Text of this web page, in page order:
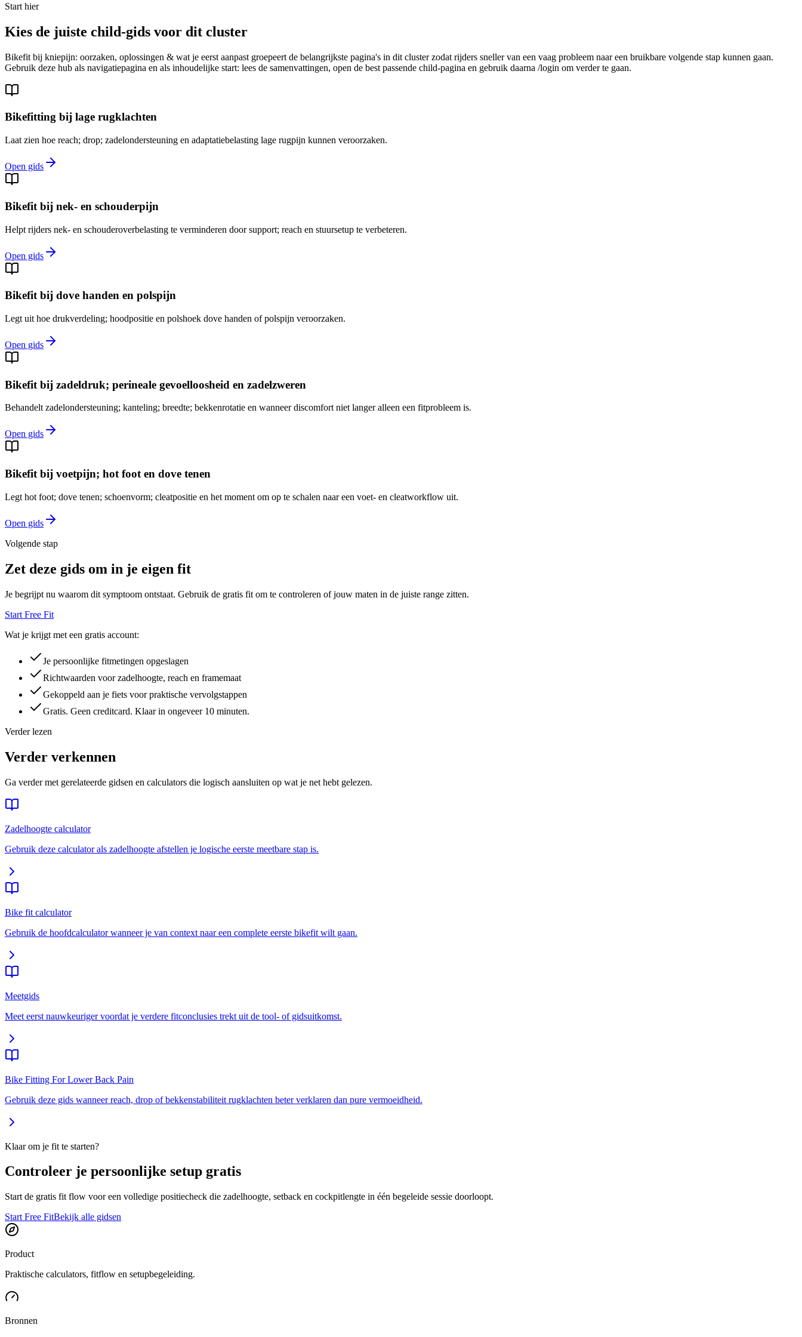
Start hier
Kies de juiste child-gids voor dit cluster
Bikefit bij kniepijn: oorzaken, oplossingen & wat je eerst aanpast groepeert de belangrijkste pagina's in dit cluster zodat rijders sneller van een vaag probleem naar een bruikbare volgende stap kunnen gaan.
Gebruik deze hub als navigatiepagina en als inhoudelijke start: lees de samenvattingen, open de best passende child-pagina en gebruik daarna /login om verder te gaan.
Bikefitting bij lage rugklachten
Laat zien hoe reach; drop; zadelondersteuning en adaptatiebelasting lage rugpijn kunnen veroorzaken.
Open gids
Bikefit bij nek- en schouderpijn
Helpt rijders nek- en schouderoverbelasting te verminderen door support; reach en stuursetup te verbeteren.
Open gids
Bikefit bij dove handen en polspijn
Legt uit hoe drukverdeling; hoodpositie en polshoek dove handen of polspijn veroorzaken.
Open gids
Bikefit bij zadeldruk; perineale gevoelloosheid en zadelzweren
Behandelt zadelondersteuning; kanteling; breedte; bekkenrotatie en wanneer discomfort niet langer alleen een fitprobleem is.
Open gids
Bikefit bij voetpijn; hot foot en dove tenen
Legt hot foot; dove tenen; schoenvorm; cleatpositie en het moment om op te schalen naar een voet- en cleatworkflow uit.
Open gids
Volgende stap
Zet deze gids om in je eigen fit
Je begrijpt nu waarom dit symptoom ontstaat. Gebruik de gratis fit om te controleren of jouw maten in de juiste range zitten.
Start Free Fit
Wat je krijgt met een gratis account:
Je persoonlijke fitmetingen opgeslagen
Richtwaarden voor zadelhoogte, reach en framemaat
Gekoppeld aan je fiets voor praktische vervolgstappen
Gratis. Geen creditcard. Klaar in ongeveer 10 minuten.
Verder lezen
Verder verkennen
Ga verder met gerelateerde gidsen en calculators die logisch aansluiten op wat je net hebt gelezen.
Zadelhoogte calculator
Gebruik deze calculator als zadelhoogte afstellen je logische eerste meetbare stap is.
Bike fit calculator
Gebruik de hoofdcalculator wanneer je van context naar een complete eerste bikefit wilt gaan.
Meetgids
Meet eerst nauwkeuriger voordat je verdere fitconclusies trekt uit de tool- of gidsuitkomst.
Bike Fitting For Lower Back Pain
Gebruik deze gids wanneer reach, drop of bekkenstabiliteit rugklachten beter verklaren dan pure vermoeidheid.
Klaar om je fit te starten?
Controleer je persoonlijke setup gratis
Start de gratis fit flow voor een volledige positiecheck die zadelhoogte, setback en cockpitlengte in één begeleide sessie doorloopt.
Start Free FitBekijk alle gidsen
Product
Praktische calculators, fitflow en setupbegeleiding.
Bronnen